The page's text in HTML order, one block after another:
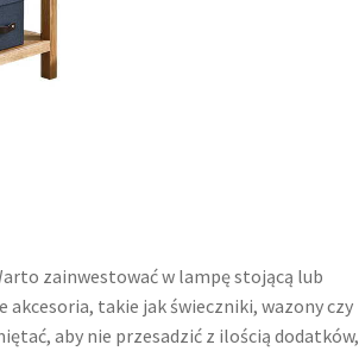
zainwestować w lampę stojącą lub
takie jak świeczniki, wazony czy
aby nie przesadzić z ilością dodatków,